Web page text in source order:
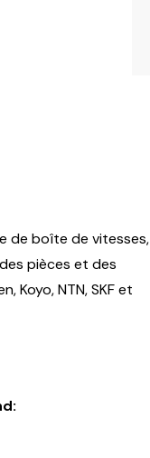
de boîte de vitesses,
pièces et des
Koyo, NTN, SKF et